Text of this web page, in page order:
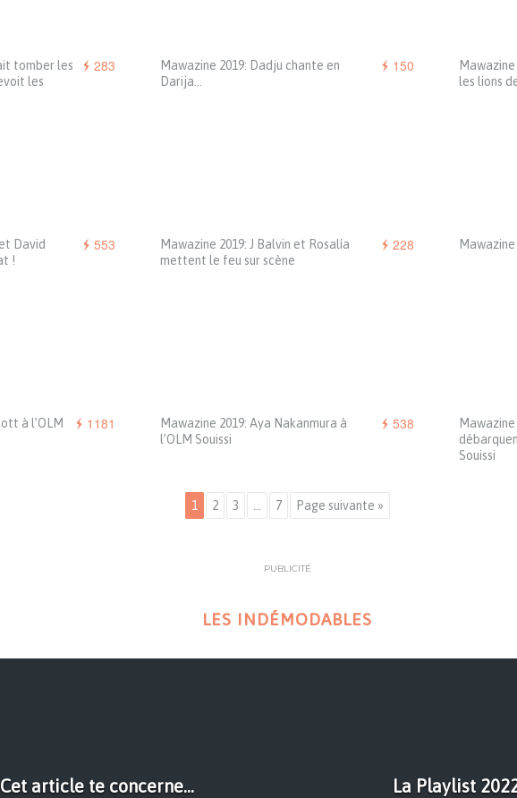
283
tomber les
les
150
Mawazine 2019: Dadju chante en
Darija…
les lions
553
David
!
228
Mawazine 2019: J Balvin et Rosalía
mettent le feu sur scène
Mawazine
1181
à l’OLM
538
Mawazine 2019: Aya Nakanmura à
l’OLM Souissi
Souissi
1 2 3 7 Page suivante »
PUBLICITÉ
LES INDÉMODABLES
article te concerne... La Playlist